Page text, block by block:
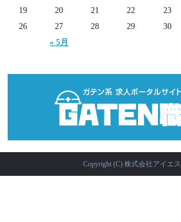
« 5月
19
20 21 22 23
26
27 28 29 30
Copyright (C) 株式会社アイエス